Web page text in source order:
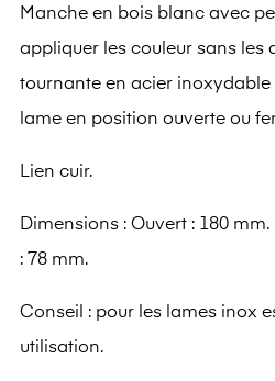
Manche en bois blanc avec
appliquer les couleur sans les
tournante en acier
lame en position ouverte ou
Lien cuir.
Dimensions : Ouvert : 180
: 78 mm.
Conseil : pour les lames inox
utilisation.